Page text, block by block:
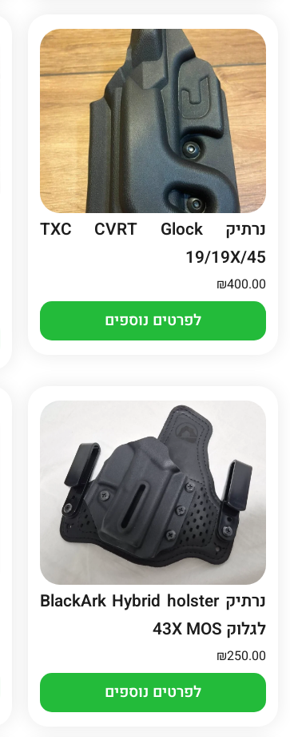
נרתיק TXC CVRT Glock
19/19X/45
₪400.00
לפרטים נוספים
נרתיק BlackArk Hybrid holster
לגלוק 43X MOS
₪250.00
לפרטים נוספים